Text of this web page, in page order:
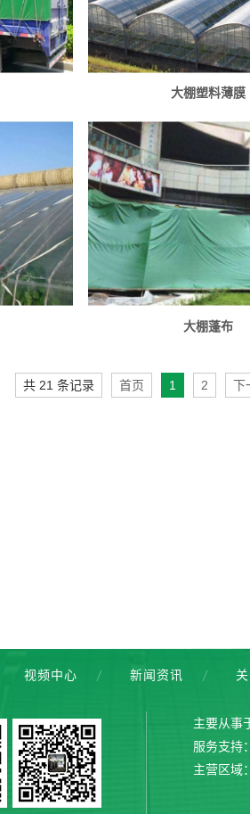
大棚塑料薄膜
大棚蓬布
共 21 条记录 首页 1 2 下
视频中心 新闻资讯
主要从事
服务支持
主营区域